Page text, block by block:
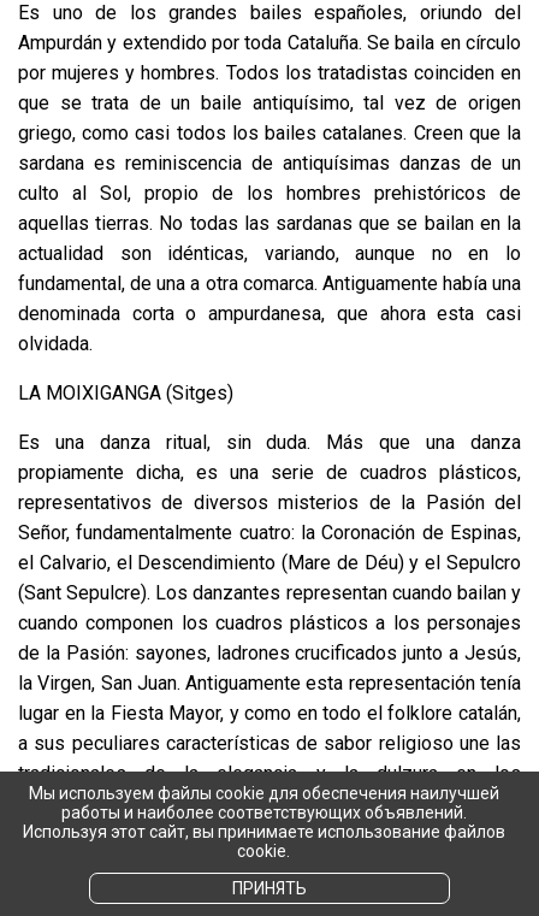
Es uno de los grandes bailes españoles, oriundo del
Ampurdán y extendido por toda Cataluña. Se baila en círculo
por mujeres y hombres. Todos los tratadistas coinciden en
que se trata de un baile antiquísimo, tal vez de origen
griego, como casi todos los bailes catalanes. Creen que la
sardana es reminiscencia de antiquísimas danzas de un
culto al Sol, propio de los hombres prehistóricos de
aquellas tierras. No todas las sardanas que se bailan en la
actualidad son idénticas, variando, aunque no en lo
fundamental, de una a otra comarca. Antiguamente había una
denominada corta o ampurdanesa, que ahora esta casi
olvidada.
LA MOIXIGANGA (Sitges)
Es una danza ritual, sin duda. Más que una danza
propiamente dicha, es una serie de cuadros plásticos,
representativos de diversos misterios de la Pasión del
Señor, fundamentalmente cuatro: la Coronación de Espinas,
el Calvario, el Descendimiento (Mare de Déu) y el Sepulcro
(Sant Sepulcre). Los danzantes representan cuando bailan y
cuando componen los cuadros plásticos a los personajes
de la Pasión: sayones, ladrones crucificados junto a Jesús,
la Virgen, San Juan. Antiguamente esta representación tenía
lugar en la Fiesta Mayor, y como en todo el folklore catalán,
a sus peculiares características de sabor religioso une las
tradicionales de la elegancia y la dulzura en los
movimientos. La indumentaria es muy singular, y en algunos
cuadros y movimientos vuelven a aparecer la agilidad
lindante con la acrobacia, que tanto se halla en el folklore
Мы используем файлы cookie для обеспечения наилучшей
работы и наиболее соответствующих объявлений.
Используя этот сайт, вы принимаете использование файлов
cookie.
ПРИНЯТЬ